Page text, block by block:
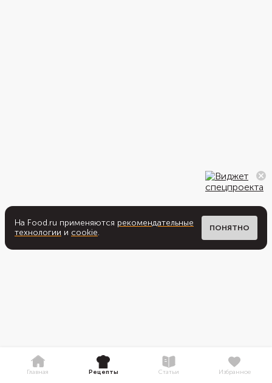
На Food.ru применяются рекомендательные
технологии и cookie. ПОНЯТНО
Главная Рецепты Статьи Избранное